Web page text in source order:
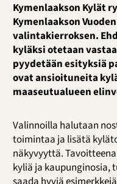
Kymenlaakson Kylät
Kymenlaakson
valintakierroksen.
kyläksi otetaan
pyydetään esityksiä
ovat ansioituneita
maaseutualueen
Valinnoilla halutaan
toimintaa ja lisätä
näkyvyyttä.
kyliä ja kaupunginosia,